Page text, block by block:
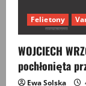
Felietony
WOJCIECH
pochłonięta
Ewa Solska